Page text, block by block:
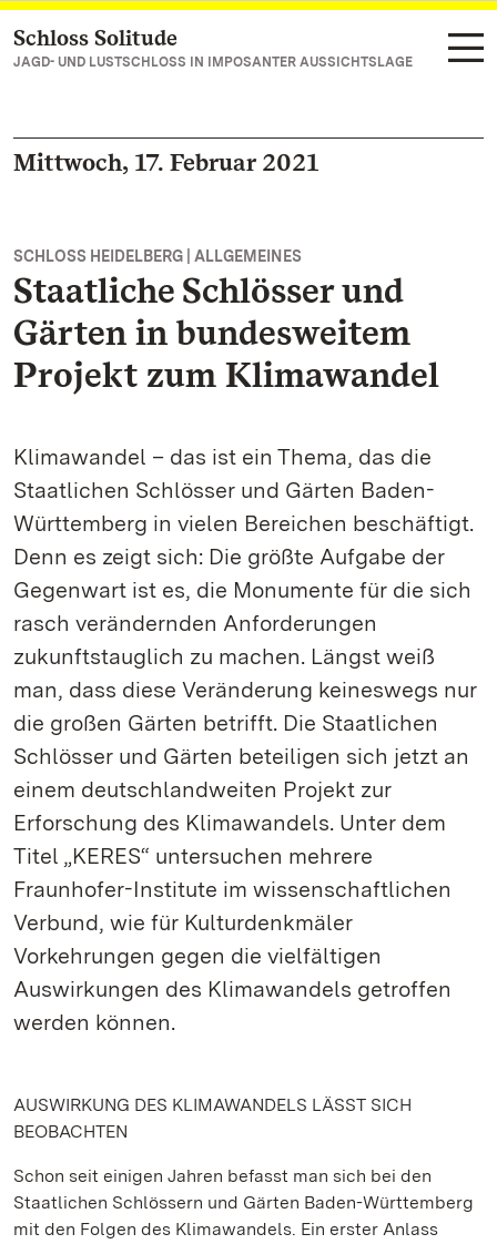
Zum Hauptinhalt springen
Schloss Solitude
JAGD- UND LUSTSCHLOSS IN IMPOSANTER AUSSICHTSLAGE
Mittwoch, 17. Februar 2021
SCHLOSS HEIDELBERG | ALLGEMEINES
Staatliche Schlösser und
Gärten in bundesweitem
Projekt zum Klimawandel
Klimawandel – das ist ein Thema, das die
Staatlichen Schlösser und Gärten Baden-
Württemberg in vielen Bereichen beschäftigt.
Denn es zeigt sich: Die größte Aufgabe der
Gegenwart ist es, die Monumente für die sich
rasch verändernden Anforderungen
zukunftstauglich zu machen. Längst weiß
man, dass diese Veränderung keineswegs nur
die großen Gärten betrifft. Die Staatlichen
Schlösser und Gärten beteiligen sich jetzt an
einem deutschlandweiten Projekt zur
Erforschung des Klimawandels. Unter dem
Titel „KERES“ untersuchen mehrere
Fraunhofer-Institute im wissenschaftlichen
Verbund, wie für Kulturdenkmäler
Vorkehrungen gegen die vielfältigen
Auswirkungen des Klimawandels getroffen
werden können.
AUSWIRKUNG DES KLIMAWANDELS LÄSST SICH
BEOBACHTEN
Schon seit einigen Jahren befasst man sich bei den
Staatlichen Schlössern und Gärten Baden-Württemberg
mit den Folgen des Klimawandels. Ein erster Anlass